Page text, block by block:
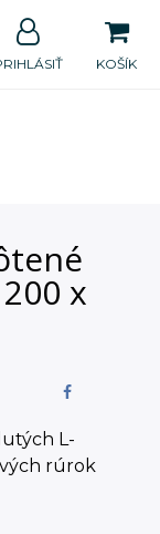
KOŠÍK
x
L-
rúrok